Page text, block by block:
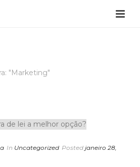
"Marketing"
In Uncategorized Posted janeiro 28,